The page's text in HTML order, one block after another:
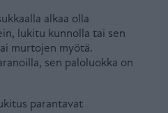
alkaa olla
lukitu kunnolla tai sen
murtojen myötä.
sen paloluokka on
parantavat